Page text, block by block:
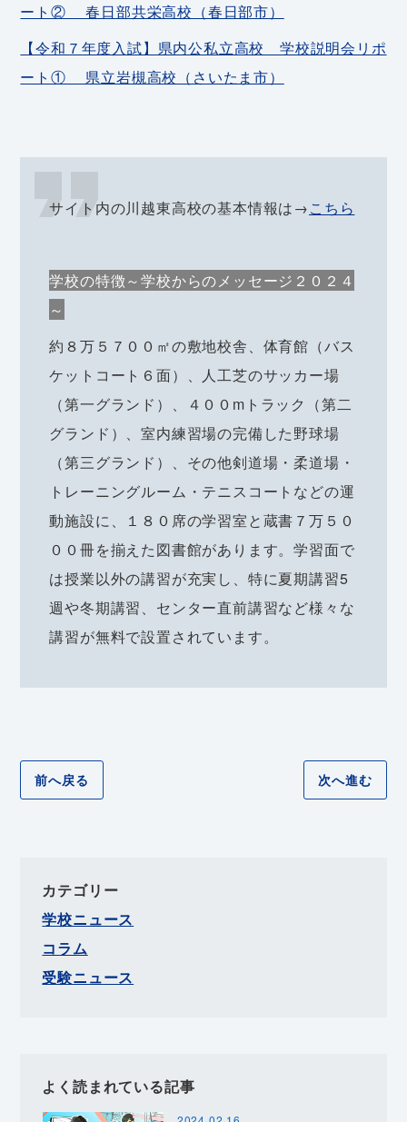
ート② 春日部共栄高校（春日部市）
【令和７年度入試】県内公私立高校 学校説明会リポ
ート① 県立岩槻高校（さいたま市）
サイト内の川越東高校の基本情報は→こちら
学校の特徴～学校からのメッセージ２０２４
～
約８万５７００㎡の敷地校舎、体育館（バス
ケットコート６面）、人工芝のサッカー場
（第一グランド）、４００mトラック（第二
グランド）、室内練習場の完備した野球場
（第三グランド）、その他剣道場・柔道場・
トレーニングルーム・テニスコートなどの運
動施設に、１８０席の学習室と蔵書７万５０
００冊を揃えた図書館があります。学習面で
は授業以外の講習が充実し、特に夏期講習5
週や冬期講習、センター直前講習など様々な
講習が無料で設置されています。
前へ戻る 次へ進む
カテゴリー
学校ニュース
コラム
受験ニュース
よく読まれている記事